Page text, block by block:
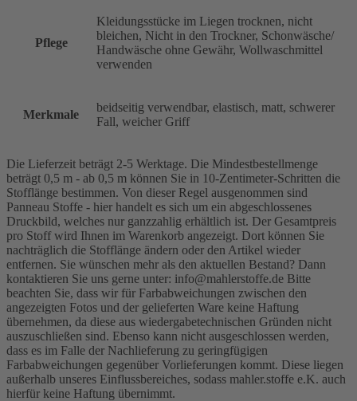
Pflege
Kleidungsstücke im Liegen trocknen, nicht
bleichen, Nicht in den Trockner, Schonwäsche/
Handwäsche ohne Gewähr, Wollwaschmittel
verwenden
Merkmale
beidseitig verwendbar, elastisch, matt, schwerer
Fall, weicher Griff
Die Lieferzeit beträgt 2-5 Werktage. Die Mindestbestellmenge
beträgt 0,5 m - ab 0,5 m können Sie in 10-Zentimeter-Schritten die
Stofflänge bestimmen. Von dieser Regel ausgenommen sind
Panneau Stoffe - hier handelt es sich um ein abgeschlossenes
Druckbild, welches nur ganzzahlig erhältlich ist. Der Gesamtpreis
pro Stoff wird Ihnen im Warenkorb angezeigt. Dort können Sie
nachträglich die Stofflänge ändern oder den Artikel wieder
entfernen. Sie wünschen mehr als den aktuellen Bestand? Dann
kontaktieren Sie uns gerne unter: info@mahlerstoffe.de Bitte
beachten Sie, dass wir für Farbabweichungen zwischen den
angezeigten Fotos und der gelieferten Ware keine Haftung
übernehmen, da diese aus wiedergabetechnischen Gründen nicht
auszuschließen sind. Ebenso kann nicht ausgeschlossen werden,
dass es im Falle der Nachlieferung zu geringfügigen
Farbabweichungen gegenüber Vorlieferungen kommt. Diese liegen
außerhalb unseres Einflussbereiches, sodass mahler.stoffe e.K. auch
hierfür keine Haftung übernimmt.